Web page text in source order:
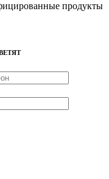
продукты